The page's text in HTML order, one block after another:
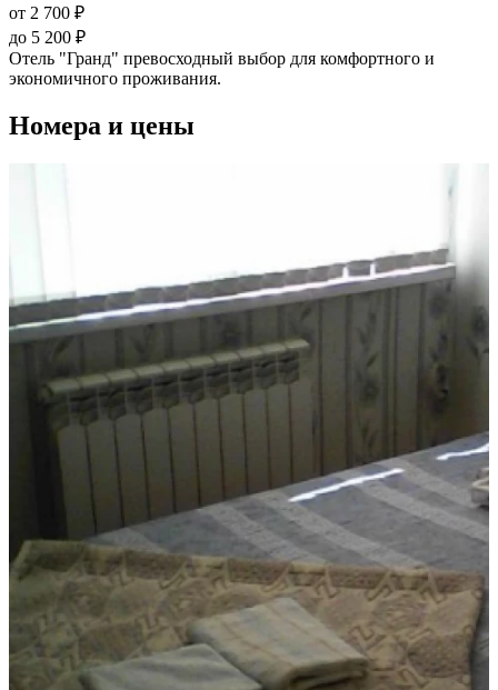
от 2 700 ₽
до 5 200 ₽
Отель "Гранд" превосходный выбор для комфортного и
экономичного проживания.
Номера и цены